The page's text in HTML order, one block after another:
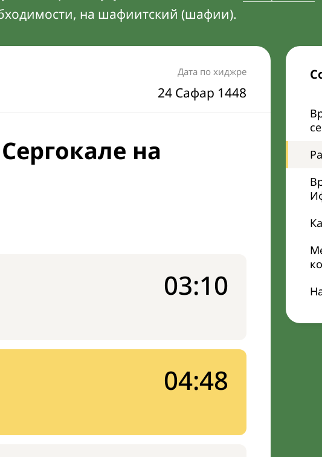
на шафиитский (шафии).
Дата по хиджре
24 Сафар 1448
на
03:10
04:48